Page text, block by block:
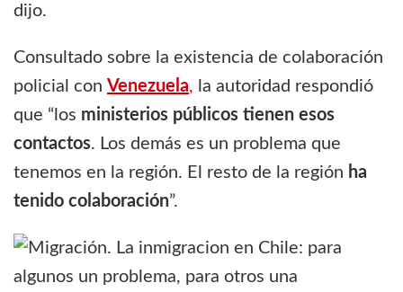
dijo.
Consultado sobre la existencia de colaboración
policial con Venezuela, la autoridad respondió
que “los ministerios públicos tienen esos
contactos. Los demás es un problema que
tenemos en la región. El resto de la región ha
tenido colaboración”.